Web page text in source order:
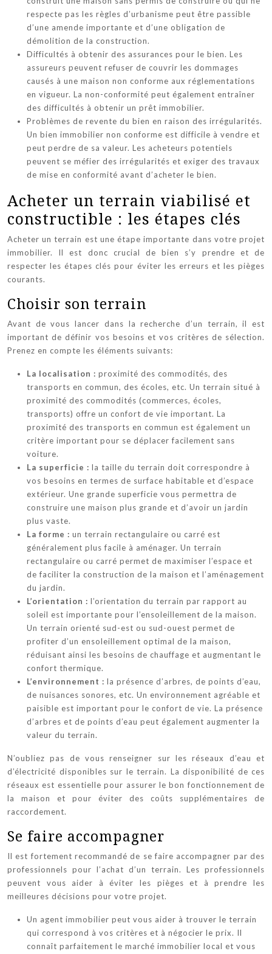
respecte pas les règles d’urbanisme peut être passible
d’une amende importante et d’une obligation de
démolition de la construction.
Difficultés à obtenir des assurances pour le bien. Les
assureurs peuvent refuser de couvrir les dommages
causés à une maison non conforme aux réglementations
en vigueur. La non-conformité peut également entraîner
des difficultés à obtenir un prêt immobilier.
Problèmes de revente du bien en raison des irrégularités.
Un bien immobilier non conforme est difficile à vendre et
peut perdre de sa valeur. Les acheteurs potentiels
peuvent se méfier des irrégularités et exiger des travaux
de mise en conformité avant d’acheter le bien.
Acheter un terrain viabilisé et
constructible : les étapes clés
Acheter un terrain est une étape importante dans votre projet
immobilier. Il est donc crucial de bien s’y prendre et de
respecter les étapes clés pour éviter les erreurs et les pièges
courants.
Choisir son terrain
Avant de vous lancer dans la recherche d’un terrain, il est
important de définir vos besoins et vos critères de sélection.
Prenez en compte les éléments suivants:
La localisation : proximité des commodités, des
transports en commun, des écoles, etc. Un terrain situé à
proximité des commodités (commerces, écoles,
transports) offre un confort de vie important. La
proximité des transports en commun est également un
critère important pour se déplacer facilement sans
voiture.
La superficie : la taille du terrain doit correspondre à
vos besoins en termes de surface habitable et d’espace
extérieur. Une grande superficie vous permettra de
construire une maison plus grande et d’avoir un jardin
plus vaste.
La forme : un terrain rectangulaire ou carré est
généralement plus facile à aménager. Un terrain
rectangulaire ou carré permet de maximiser l’espace et
de faciliter la construction de la maison et l’aménagement
du jardin.
L’orientation : l’orientation du terrain par rapport au
soleil est importante pour l’ensoleillement de la maison.
Un terrain orienté sud-est ou sud-ouest permet de
profiter d’un ensoleillement optimal de la maison,
réduisant ainsi les besoins de chauffage et augmentant le
confort thermique.
L’environnement : la présence d’arbres, de points d’eau,
de nuisances sonores, etc. Un environnement agréable et
paisible est important pour le confort de vie. La présence
d’arbres et de points d’eau peut également augmenter la
valeur du terrain.
N’oubliez pas de vous renseigner sur les réseaux d’eau et
d’électricité disponibles sur le terrain. La disponibilité de ces
réseaux est essentielle pour assurer le bon fonctionnement de
la maison et pour éviter des coûts supplémentaires de
raccordement.
Se faire accompagner
Il est fortement recommandé de se faire accompagner par des
professionnels pour l’achat d’un terrain. Les professionnels
peuvent vous aider à éviter les pièges et à prendre les
meilleures décisions pour votre projet.
Un agent immobilier peut vous aider à trouver le terrain
qui correspond à vos critères et à négocier le prix. Il
connaît parfaitement le marché immobilier local et vous